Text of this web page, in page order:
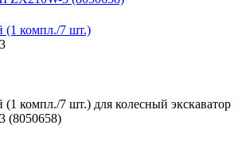
(1 компл./7 шт.)
компл./7 шт.) для колесный экскаватор
(8050658)